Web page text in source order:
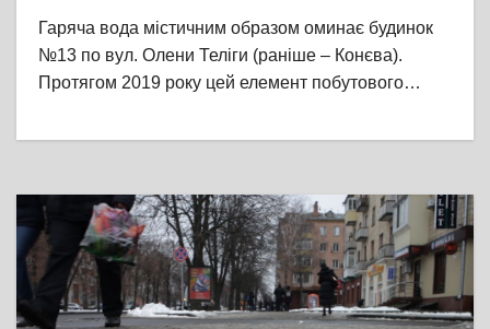
Гаряча вода містичним образом оминає будинок
№13 по вул. Олени Теліги (раніше – Конєва).
Протягом 2019 року цей елемент побутового…